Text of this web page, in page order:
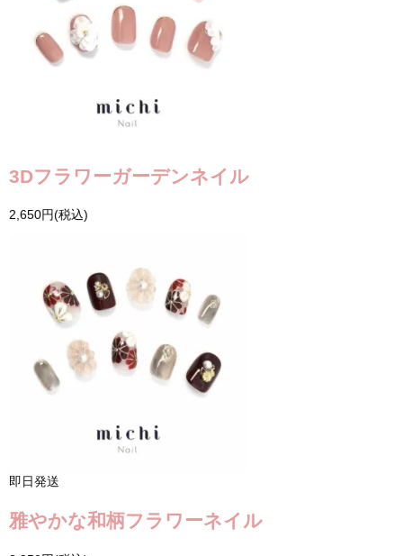
3Dフラワーガーデンネイル
2,650円(税込)
即日発送
雅やかな和柄フラワーネイル